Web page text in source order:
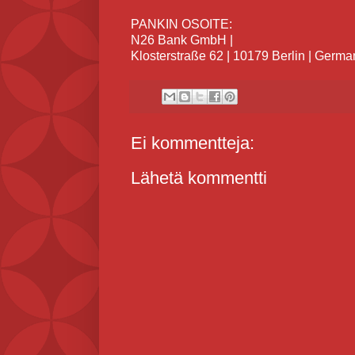
PANKIN OSOITE:
N26 Bank GmbH |
Klosterstraße 62 | 10179 Berlin |
Ei kommentteja:
Lähetä kommentti